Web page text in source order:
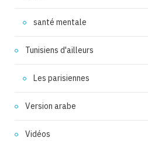
santé mentale
Tunisiens d'ailleurs
Les parisiennes
Version arabe
Vidéos